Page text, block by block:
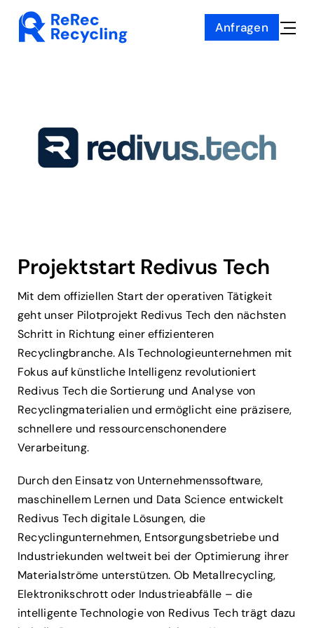
Inhalt
springen
Anfragen
Toggle
Projektstart Redivus Tech
Mit dem offiziellen Start der operativen Tätigkeit
geht unser Pilotprojekt Redivus Tech den nächsten
Schritt in Richtung einer effizienteren
Recyclingbranche. Als Technologieunternehmen mit
Fokus auf künstliche Intelligenz revolutioniert
Redivus Tech die Sortierung und Analyse von
Recyclingmaterialien und ermöglicht eine präzisere,
schnellere und ressourcenschonendere
Verarbeitung.
Durch den Einsatz von Unternehmenssoftware,
maschinellem Lernen und Data Science entwickelt
Redivus Tech digitale Lösungen, die
Recyclingunternehmen, Entsorgungsbetriebe und
Industriekunden weltweit bei der Optimierung ihrer
Materialströme unterstützen. Ob Metallrecycling,
Elektronikschrott oder Industrieabfälle – die
intelligente Technologie von Redivus Tech trägt dazu